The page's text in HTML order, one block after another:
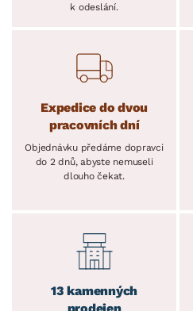
k odeslání.
Expedice do dvou
pracovních dní
Objednávku předáme dopravci
do 2 dnů, abyste nemuseli
dlouho čekat.
13 kamenných